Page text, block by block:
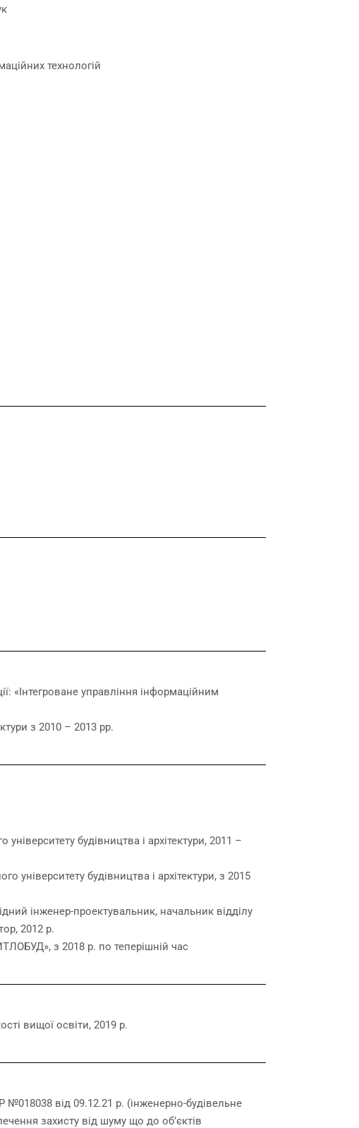
технологій
«Інтегроване управління інформаційним
з 2010 – 2013 рр.
будівництва і архітектури, 2011 –
університету будівництва і архітектури, з 2015
інженер-проектувальник, начальник відділу
2012 р.
з 2018 р. по теперішній час
вищої освіти, 2019 р.
№018038 від 09.12.21 р. (інженерно-будівельне
захисту від шуму що до об’єктів